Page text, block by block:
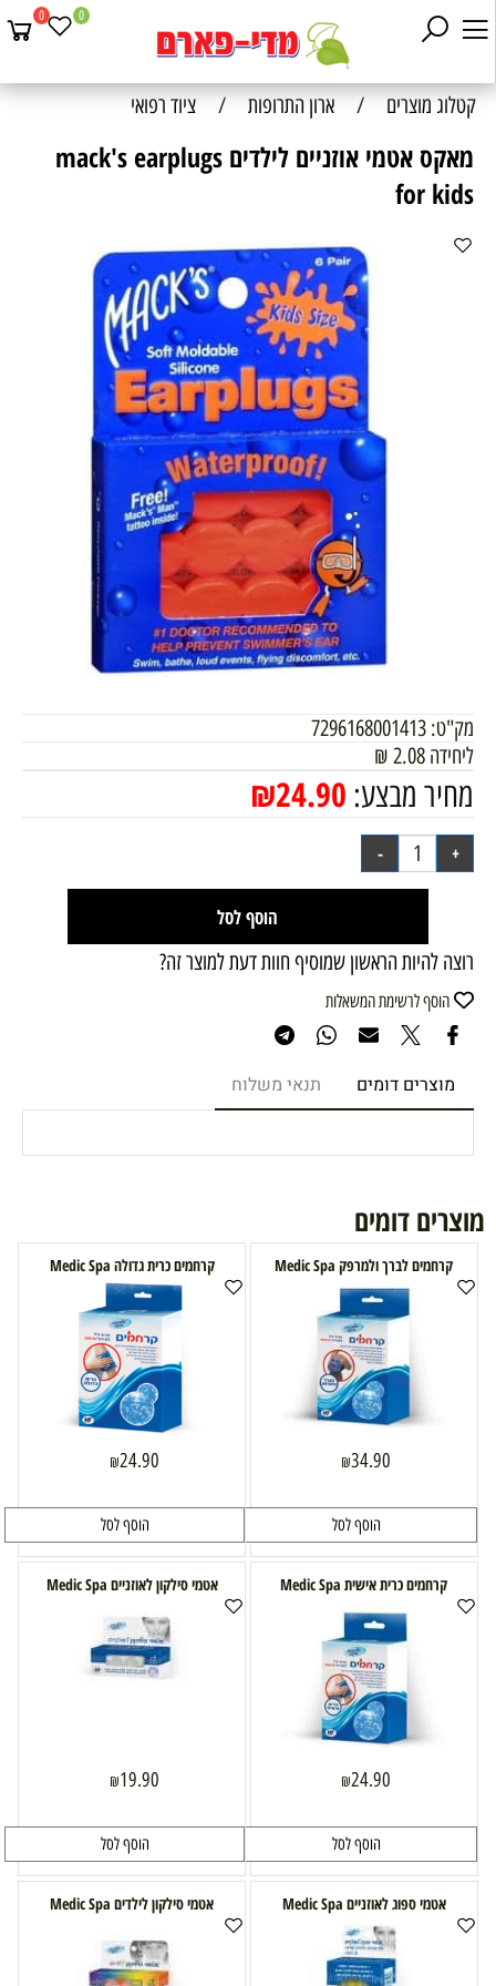
0 0
קטלוג מוצרים / ארון התרופות / ציוד רפואי
מאקס אטמי אוזניים לילדים mack's earplugs
for kids
מק"ט: 7296168001413
ליחידה 2.08
₪
מחיר מבצע: ₪24.90
הוסף לסל
רוצה להיות הראשון שמוסיף חוות דעת למוצר זה?
הוסף לרשימת המשאלות
מוצרים דומים תנאי משלוח
מוצרים דומים
קרחמים לברך ולמרפק Medic Spa
₪34.90
הוסף לסל
קרחמים כרית גדולה Medic Spa
₪24.90
הוסף לסל
קרחמים כרית אישית Medic Spa
₪24.90
הוסף לסל
אטמי סילקון לאוזניים Medic Spa
₪19.90
הוסף לסל
אטמי ספוג לאוזניים Medic Spa אטמי סילקון לילדים Medic Spa